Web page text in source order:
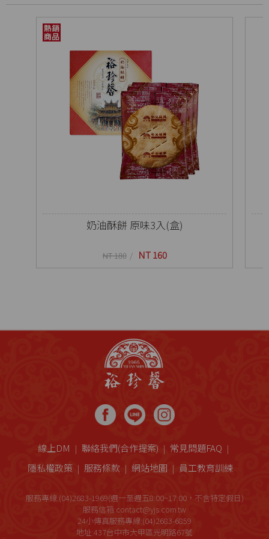
奶油酥餅 原味3入(盒)
NT 180 NT 160
線上DM 聯絡我們(合作提案)
常見問題FAQ
隱私權政策
服務條款 網站地圖 員工教育訓練
服務專線:(04)2683-1969(週一至週五8:00~17:00，不含特定假日)
服務信箱:contact@yjs.com.tw
24小傳真服務專線:(04)2683-6859
地址:437台中市大甲區光明路67號